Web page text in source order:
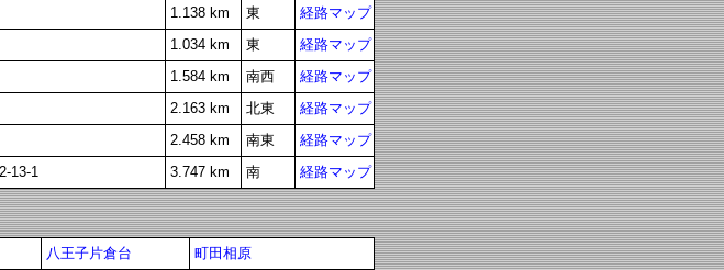
1.138 km 東
経路マップ
1.034 km 東
経路マップ
1.584 km 南西
経路マップ
2.163 km 北東
経路マップ
2.458 km 南東
経路マップ
13-1 3.747 km 南 経路マップ
八王子片倉台 町田相原